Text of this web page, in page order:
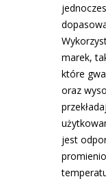
marek,
które
oraz
jest